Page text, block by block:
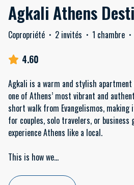
Agkali Athens
Copropriété · 2 invités · 1 chambre ·
4.60
Agkali is a warm and stylish
one of Athens’ most vibrant and
short walk from Evangelismos,
for couples, solo travelers, or business
experience Athens like a local.
This is how we...